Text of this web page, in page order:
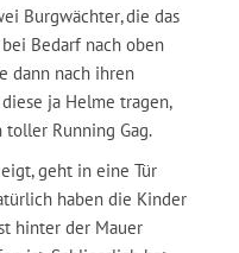
Burgwächter, die das
Bedarf nach oben
dann nach ihren
ja Helme tragen,
toller Running Gag.
geht in eine Tür
haben die Kinder
hinter der Mauer